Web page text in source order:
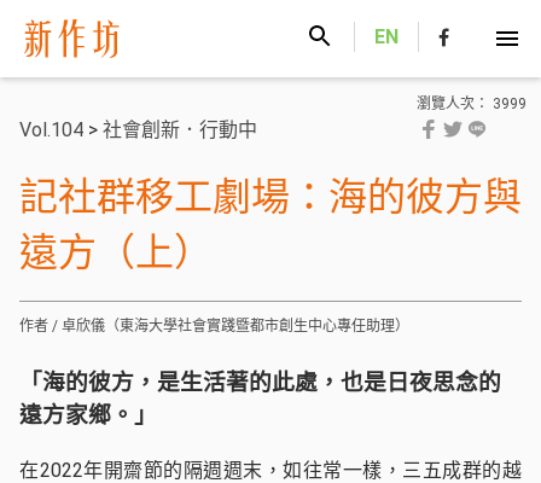
EN
瀏覽人次： 3999
Vol.104 > 社會創新．行動中
記社群移工劇場：海的彼方與
遠方（上）
作者 / 卓欣儀（東海大學社會實踐暨都市創生中心專任助理）
「海的彼方，是生活著的此處，也是日夜思念的
遠方家鄉。」
在2022年開齋節的隔週週末，如往常一樣，三五成群的越